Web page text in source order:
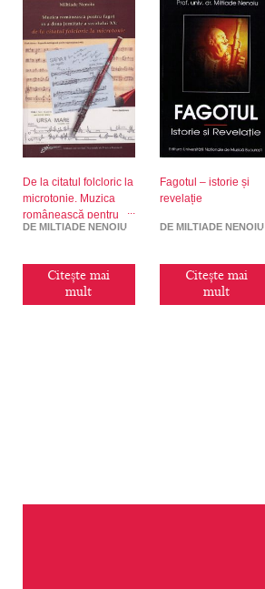
De la citatul folcloric la
microtonie. Muzica
românească pentru
fagot în a doua
XX
DE MILTIADE NENOIU
Citește mai
mult
Fagotul – istorie și
revelație
DE MILTIADE NENOIU
Citește mai
mult